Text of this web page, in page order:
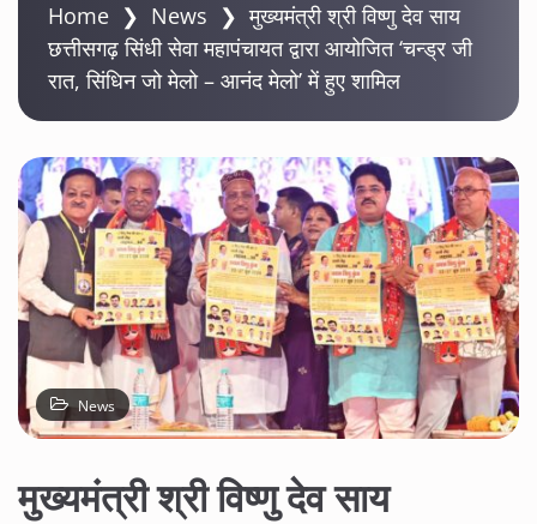
Home ❯ News ❯मुख्यमंत्री श्री विष्णु देव साय
छत्तीसगढ़ सिंधी सेवा महापंचायत द्वारा आयोजित ‘चन्ड्र जी
रात, सिंधिन जो मेलो – आनंद मेलो’ में हुए शामिल
News
मुख्यमंत्री श्री विष्णु देव साय